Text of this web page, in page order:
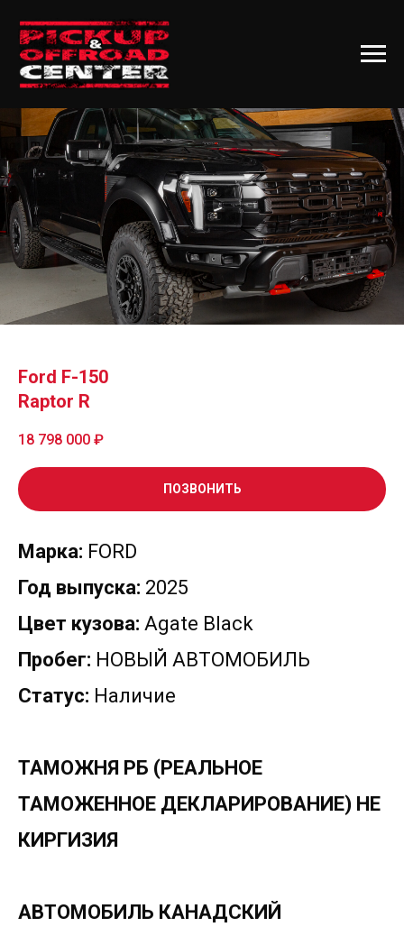
Ford F-150
Raptor R
18 798 000 ₽
ПОЗВОНИТЬ
Марка: FORD
Год выпуска: 2025
Цвет кузова: Agate Black
Пробег: НОВЫЙ АВТОМОБИЛЬ
Статус: Наличие
ТАМОЖНЯ РБ (РЕАЛЬНОЕ
ТАМОЖЕННОЕ ДЕКЛАРИРОВАНИЕ) НЕ
КИРГИЗИЯ
АВТОМОБИЛЬ КАНАДСКИЙ